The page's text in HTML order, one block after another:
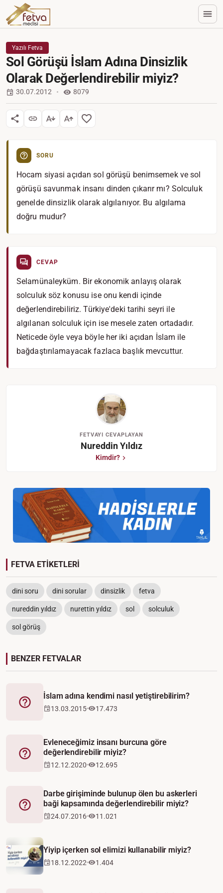
Yazılı Fetva
Sol Görüşü İslam Adına Dinsizlik
Olarak Değerlendirebilir miyiz?
30.07.2012 8079
SORU
Hocam siyasi açıdan sol görüşü benimsemek ve sol
görüşü savunmak insanı dinden çıkarır mı? Solculuk
genelde dinsizlik olarak algılanıyor. Bu algılama
doğru mudur?
CEVAP
Selamünaleyküm. Bir ekonomik anlayış olarak
solculuk söz konusu ise onu kendi içinde
değerlendirebiliriz. Türkiye'deki tarihi seyri ile
algılanan solculuk için ise mesele zaten ortadadır.
Neticede öyle veya böyle her iki açıdan İslam ile
bağdaştırılamayacak fazlaca başlık mevcuttur.
FETVAYI CEVAPLAYAN
Nureddin Yıldız
Kimdir?
FETVA ETİKETLERİ
dini soru dini sorular dinsizlik fetva
nureddin yıldız nurettin yıldız sol solculuk
sol görüş
BENZER FETVALAR
Fetva
İslam adına kendimi nasıl yetiştirebilirim?
13.03.2015 17.473
Fetva
Evleneceğimiz insanı burcuna göre
değerlendirebilir miyiz?
12.12.2020 12.695
Fetva
Darbe girişiminde bulunup ölen bu askerleri
baği kapsamında değerlendirebilir miyiz?
24.07.2016 11.021
Yiyip içerken sol elimizi kullanabilir miyiz?
18.12.2022 1.404